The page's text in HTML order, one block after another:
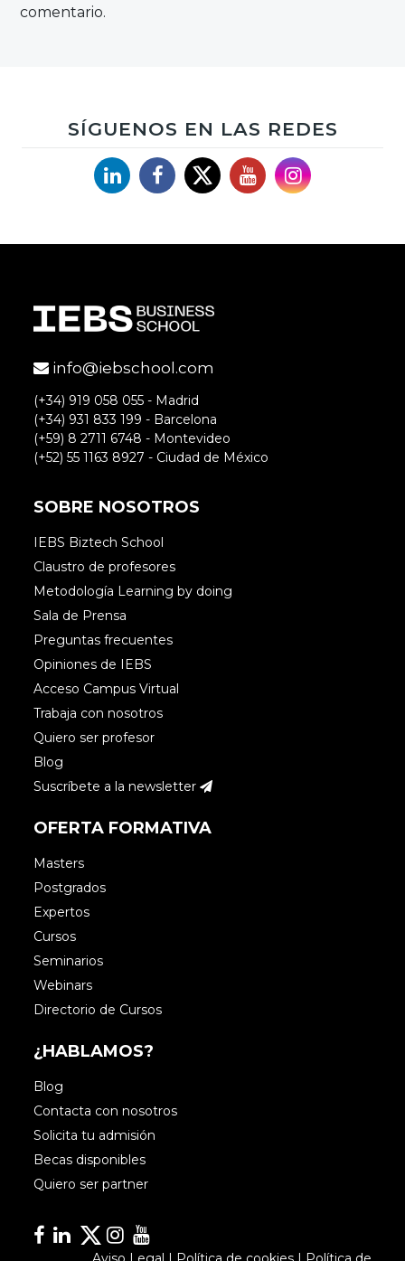
comentario.
SÍGUENOS EN LAS REDES
LinkedinFacebook
X YouTubeInstagram
info@iebschool.com
(+34) 919 058 055 - Madrid
(+34) 931 833 199 - Barcelona
(+59) 8 2711 6748 - Montevideo
(+52) 55 1163 8927 - Ciudad de México
SOBRE NOSOTROS
IEBS Biztech School
Claustro de profesores
Metodología Learning by doing
Sala de Prensa
Preguntas frecuentes
Opiniones de IEBS
Acceso Campus Virtual
Trabaja con nosotros
Quiero ser profesor
Blog
Suscríbete a la newsletter
OFERTA FORMATIVA
Masters
Postgrados
Expertos
Cursos
Seminarios
Webinars
Directorio de Cursos
¿HABLAMOS?
Blog
Contacta con nosotros
Solicita tu admisión
Becas disponibles
Quiero ser partner
Facebook
Linkedin
Linkedin
Instagram